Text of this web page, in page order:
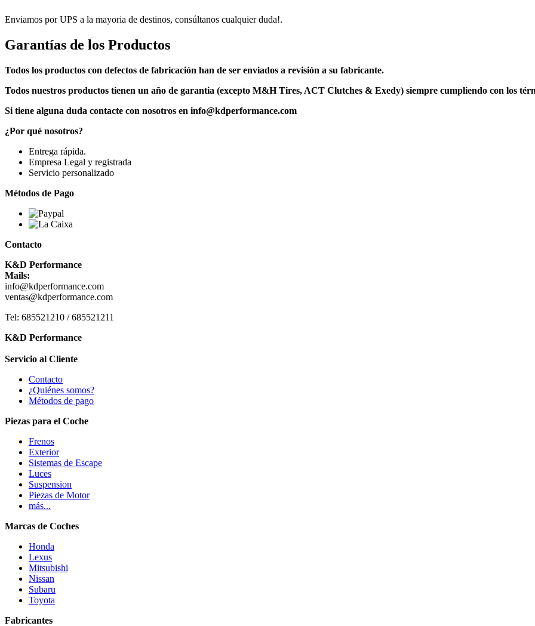
Enviamos por UPS a la mayoria de destinos, consúltanos cualquier duda!.
Garantías de los Productos
Todos los productos con defectos de fabricación han de ser enviados a revisión a su fabricante.
Todos nuestros productos tienen un año de garantia (excepto M&H Tires, ACT Clutches & Exedy) siempre cumpliendo con los
Si tiene alguna duda contacte con nosotros en info@kdperformance.com
¿Por qué nosotros?
Entrega rápida.
Empresa Legal y registrada
Servicio personalizado
Métodos de Pago
Contacto
K&D Performance
Mails:
info@kdperformance.com
ventas@kdperformance.com
Tel: 685521210 / 685521211
K&D Performance
Servicio al Cliente
Contacto
¿Quiénes somos?
Métodos de pago
Piezas para el Coche
Frenos
Exterior
Sistemas de Escape
Luces
Suspension
Piezas de Motor
más...
Marcas de Coches
Honda
Lexus
Mitsubishi
Nissan
Subaru
Toyota
Fabricantes